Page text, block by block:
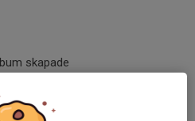
skapade